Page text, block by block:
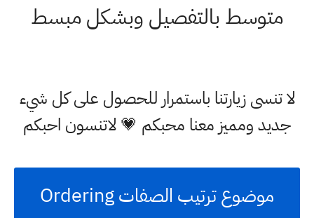
متوسط بالتفصيل وبشكل مبسط
لا تنسى زيارتنا باستمرار للحصول على كل شيء
جديد ومميز معنا محبكم 💗 لاتنسون احبكم
موضوع ترتيب الصفات Ordering